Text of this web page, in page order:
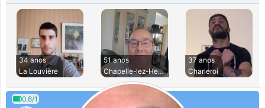
34 anos
La Louvière
51 anos
Chapelle-lez-Herla
37 anos
Charleroi
0.8/1